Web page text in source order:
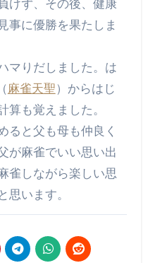
けず、その後、健康
事に優勝を果たしま
マりだしました。は
麻雀天聖 ）からはじ
算も覚えました。
ると父も母も仲良く
が麻雀でいい思い出
雀しながら楽しい思
思います。